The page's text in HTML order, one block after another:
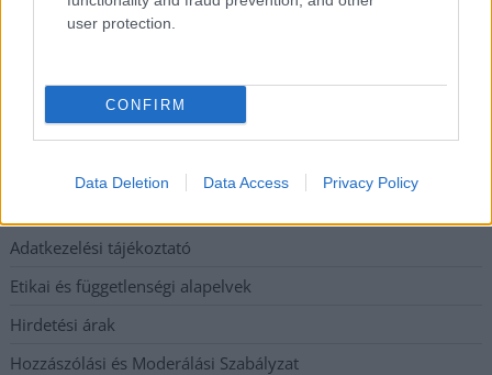
user protection.
CONFIRM
Data Deletion Data Access Privacy Policy
ezelőtti árvíz idején és így most – fotógyűjtemény
Ilyenek eddig a tapasztalatok a vendégektől – a hőhullám
miatt ingyenes a strandolás Szolnokon
Elérhetőség
Adatkezelési tájékoztató
Etikai és függetlenségi alapelvek
Hirdetési árak
Hozzászólási és Moderálási Szabályzat